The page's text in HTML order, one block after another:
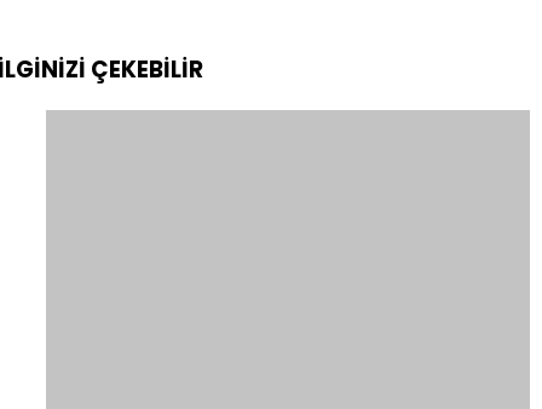
ÇEKEBİLİR